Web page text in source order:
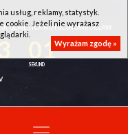
QEMETICA NOTEĆ INOWROCŁAW
01
usług, reklamy, statystyk.
cookie. Jeżeli nie wyrażasz
Wyrażam zgodę »